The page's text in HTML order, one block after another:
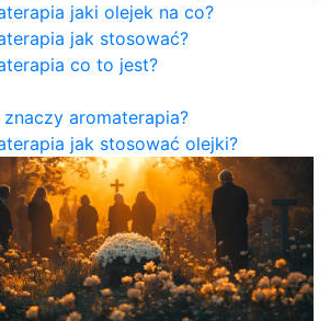
jaki olejek na co?
jak stosować?
co to jest?
aromaterapia?
jak stosować olejki?